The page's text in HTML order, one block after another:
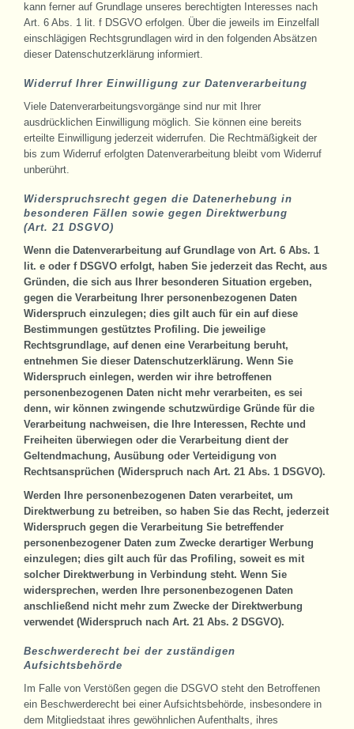
kann ferner auf Grundlage unseres berechtigten Interesses nach
Art. 6 Abs. 1 lit. f DSGVO erfolgen. Über die jeweils im Einzelfall
einschlägigen Rechtsgrundlagen wird in den folgenden Absätzen
dieser Datenschutzerklärung informiert.
Widerruf Ihrer Einwilligung zur Datenverarbeitung
Viele Datenverarbeitungsvorgänge sind nur mit Ihrer
ausdrücklichen Einwilligung möglich. Sie können eine bereits
erteilte Einwilligung jederzeit widerrufen. Die Rechtmäßigkeit der
bis zum Widerruf erfolgten Datenverarbeitung bleibt vom Widerruf
unberührt.
Widerspruchsrecht gegen die Datenerhebung in
besonderen Fällen sowie gegen Direktwerbung
(Art. 21 DSGVO)
Wenn die Datenverarbeitung auf Grundlage von Art. 6 Abs. 1
lit. e oder f DSGVO erfolgt, haben Sie jederzeit das Recht, aus
Gründen, die sich aus Ihrer besonderen Situation ergeben,
gegen die Verarbeitung Ihrer personenbezogenen Daten
Widerspruch einzulegen; dies gilt auch für ein auf diese
Bestimmungen gestütztes Profiling. Die jeweilige
Rechtsgrundlage, auf denen eine Verarbeitung beruht,
entnehmen Sie dieser Datenschutzerklärung. Wenn Sie
Widerspruch einlegen, werden wir ihre betroffenen
personenbezogenen Daten nicht mehr verarbeiten, es sei
denn, wir können zwingende schutzwürdige Gründe für die
Verarbeitung nachweisen, die Ihre Interessen, Rechte und
Freiheiten überwiegen oder die Verarbeitung dient der
Geltendmachung, Ausübung oder Verteidigung von
Rechtsansprüchen (Widerspruch nach Art. 21 Abs. 1 DSGVO).
Werden Ihre personenbezogenen Daten verarbeitet, um
Direktwerbung zu betreiben, so haben Sie das Recht, jederzeit
Widerspruch gegen die Verarbeitung Sie betreffender
personenbezogener Daten zum Zwecke derartiger Werbung
einzulegen; dies gilt auch für das Profiling, soweit es mit
solcher Direktwerbung in Verbindung steht. Wenn Sie
widersprechen, werden Ihre personenbezogenen Daten
anschließend nicht mehr zum Zwecke der Direktwerbung
verwendet (Widerspruch nach Art. 21 Abs. 2 DSGVO).
Beschwerderecht bei der zuständigen
Aufsichtsbehörde
Im Falle von Verstößen gegen die DSGVO steht den Betroffenen
ein Beschwerderecht bei einer Aufsichtsbehörde, insbesondere in
dem Mitgliedstaat ihres gewöhnlichen Aufenthalts, ihres